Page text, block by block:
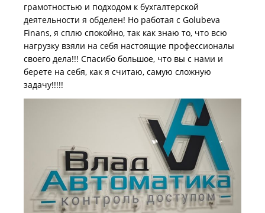
грамотностью и подходом к бухгалтерской
деятельности я обделен! Но работая с Golubeva
Finans, я сплю спокойно, так как знаю то, что всю
нагрузку взяли на себя настоящие профессионалы
своего дела!!! Спасибо большое, что вы с нами и
берете на себя, как я считаю, самую сложную
задачу!!!!!